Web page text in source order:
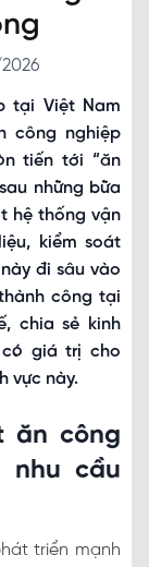
tại Việt Nam
công nghiệp
tiến tới “ăn
những bữa
hệ thống vận
kiểm soát
đi sâu vào
công tại
chia sẻ kinh
có giá trị cho
vực này.
ăn công
nhu cầu
triển mạnh